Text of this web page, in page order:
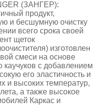
(ЗАНГЕР):
продукт,
и бесшумную очистку
всего срока своей
щеток
изготовлен
смеси на основе
каучуков с добавлением
его эластичность и
и высоких температур,
а также высокое
Каркас и